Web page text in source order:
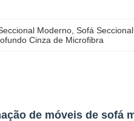
Moderno , Sofá
Cinza de Microfibra
de móveis de sofá